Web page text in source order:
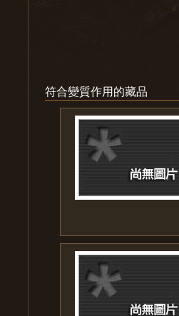
符合變質作用的藏品